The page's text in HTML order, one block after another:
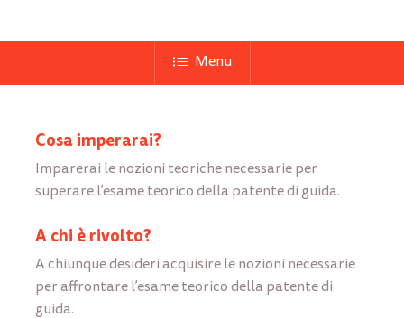
Menu
Cosa imperarai?
Imparerai le nozioni teoriche necessarie per
superare l’esame teorico della patente di guida.
A chi è rivolto?
A chiunque desideri acquisire le nozioni necessarie
per affrontare l’esame teorico della patente di
guida.